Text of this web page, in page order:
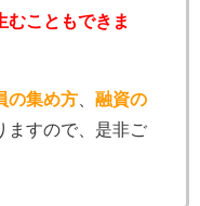
むこともできま
の集め方
融資の
ますので、是非ご